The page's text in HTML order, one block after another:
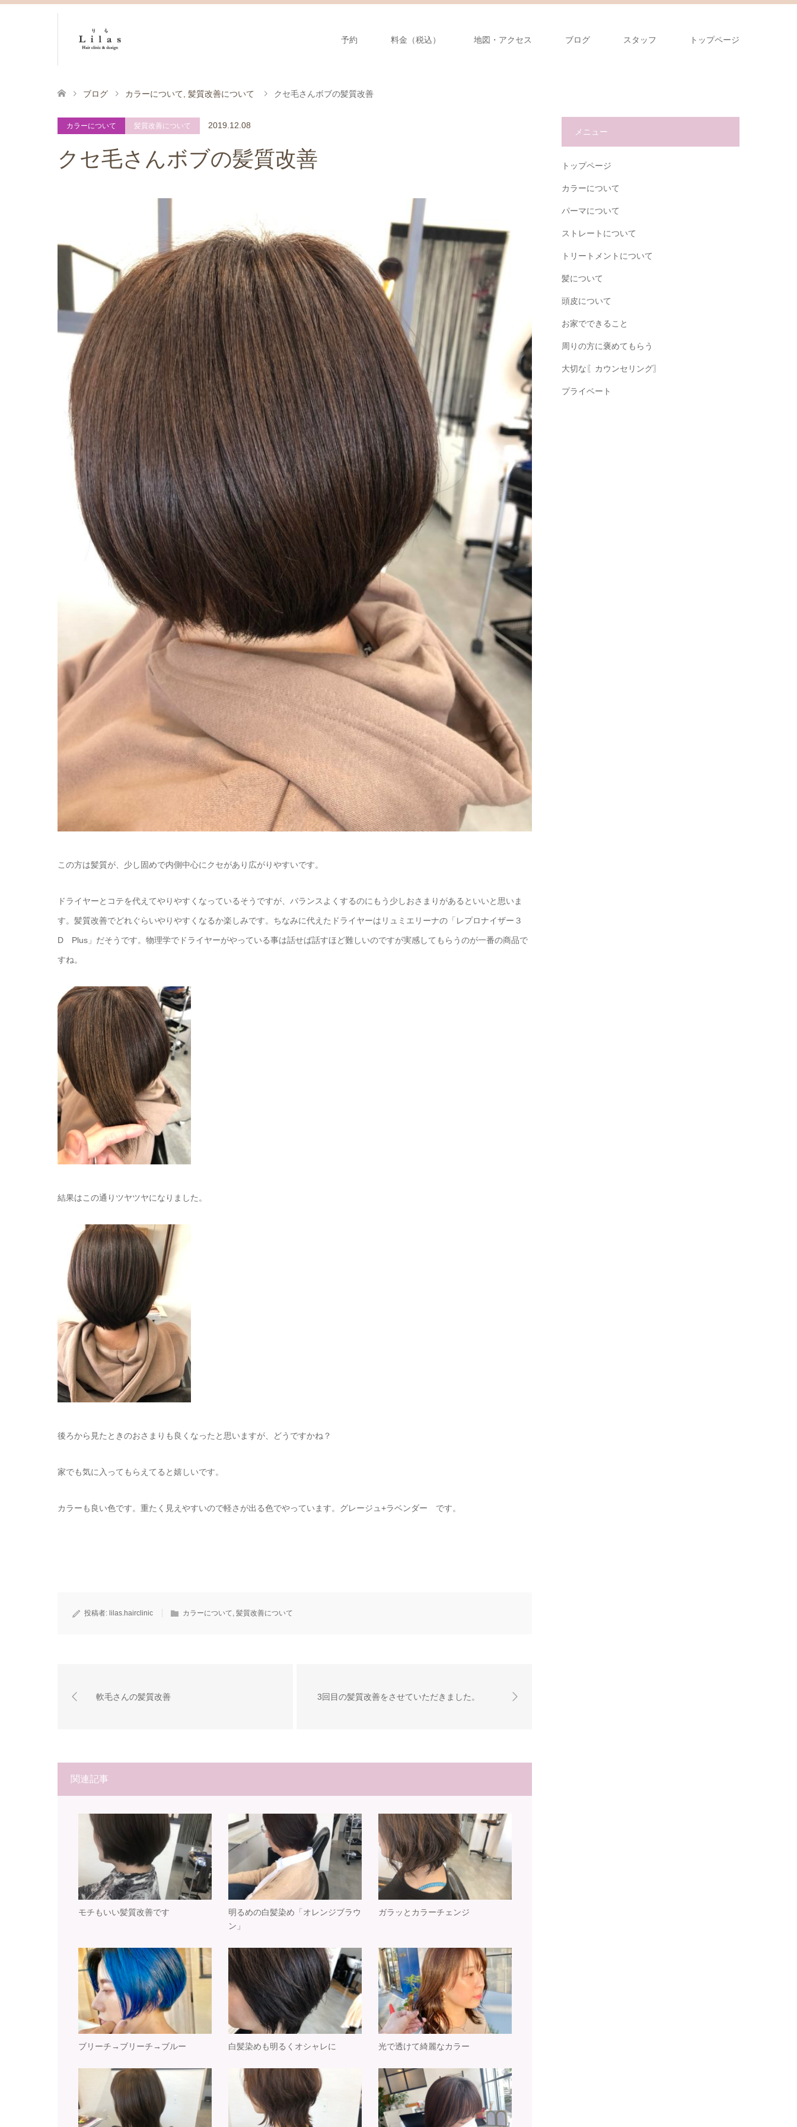
予約 料金（税込） 地図・アクセス ブログ スタッフ トップページ
ブログ カラーについて 髪質改善について クセ毛さんボブの髪質改善
カラーについて 髪質改善について 2019.12.08
クセ毛さんボブの髪質改善
この方は髪質が、少し固めで内側中心にクセがあり広がりやすいです。
ドライヤーとコテを代えてやりやすくなっているそうですが、バランスよくするのにもう少しおさまりがあるといいと思いま
す。髪質改善でどれぐらいやりやすくなるか楽しみです。ちなみに代えたドライヤーはリュミエリーナの「レプロナイザー３
D Plus」だそうです。物理学でドライヤーがやっている事は話せば話すほど難しいのですが実感してもらうのが一番の商品で
すね。
結果はこの通りツヤツヤになりました。
後ろから見たときのおさまりも良くなったと思いますが、どうですかね？
家でも気に入ってもらえてると嬉しいです。
カラーも良い色です。重たく見えやすいので軽さが出る色でやっています。グレージュ+ラベンダー です。
投稿者: lilas.hairclinic カラーについて 髪質改善について
軟毛さんの髪質改善 3回目の髪質改善をさせていただきました。
関連記事
モチもいい髪質改善です
明るめの白髪染め「オレンジブラウ
ン」
ガラッとカラーチェンジ
ブリーチ→ブリーチ→ブルー 白髪染めも明るくオシャレに 光で透けて綺麗なカラー
メニュー
トップページ
カラーについて
パーマについて
ストレートについて
トリートメントについて
髪について
頭皮について
お家でできること
周りの方に褒めてもらう
大切な〖カウンセリング〗
プライベート